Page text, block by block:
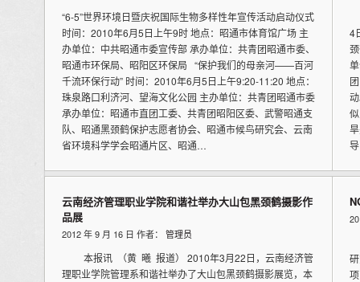
“6-5”世界环境日暨庆祝国际生物多样性年宣传活动启动仪式
时间：2010年6月5日上午9时 地点：昭通市体育馆广场 主
办单位：中共昭通市委宣传部 承办单位：共青团昭通市委、
昭通市环保局、昭阳区环保局 “保护我们的母亲河——百河
千流环保行动” 时间：2010年6月5日上午9:20-11:20 地点：
珠泉路口利济河、望海文化公园 主办单位：共青团昭通市委
承办单位：昭通市直团工委、共青团昭阳区委、武警昭通支
队、昭通黑颈鹤保护志愿者协会、昭通市候鸟研究会、云南
省环境科学学会昭通片区、昭通…
4
云南经济管理职业学院和谐社举办大山包黑颈鹤摄影作
品展
2012 年 9 月 16 日 作者： 管理员
本报讯 （黄 曦 报道） 2010年3月22日，云南经济管
理职业学院管理系和谐社举办了大山包黑颈鹤摄影展览，本